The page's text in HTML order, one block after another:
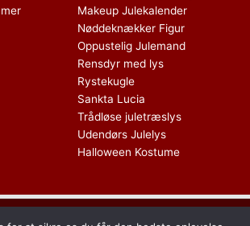
Makeup Julekalender
Nøddeknækker Figur
Oppustelig Julemand
Rensdyr med lys
Rystekugle
Sankta Lucia
Trådløse juletræslys
Udendørs Julelys
Halloween Kostume